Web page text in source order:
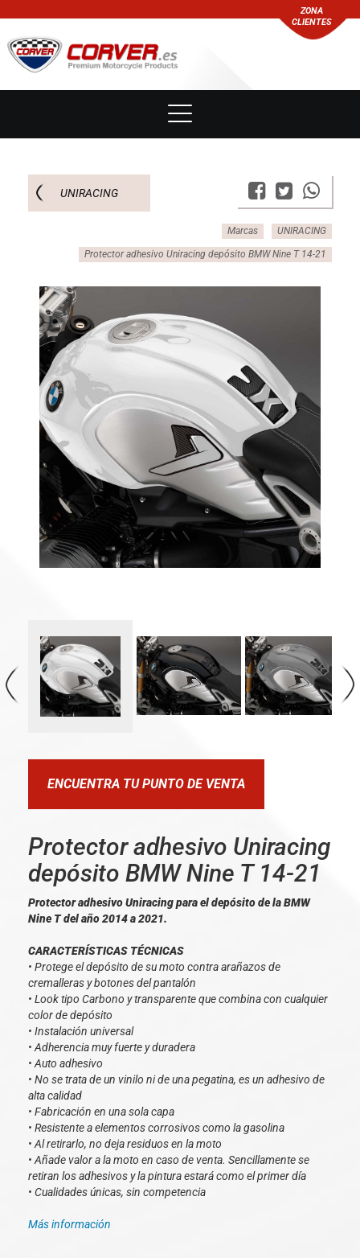
ZONA
CLIENTES
UNIRACING
Marcas UNIRACING
Protector adhesivo Uniracing depósito BMW Nine T 14-21
ENCUENTRA TU PUNTO DE VENTA
Protector adhesivo Uniracing
depósito BMW Nine T 14-21
Protector adhesivo Uniracing para el depósito de la BMW
Nine T del año 2014 a 2021.
CARACTERÍSTICAS TÉCNICAS
• Protege el depósito de su moto contra arañazos de
cremalleras y botones del pantalón
• Look tipo Carbono y transparente que combina con cualquier
color de depósito
• Instalación universal
• Adherencia muy fuerte y duradera
• Auto adhesivo
• No se trata de un vinilo ni de una pegatina, es un adhesivo de
alta calidad
• Fabricación en una sola capa
• Resistente a elementos corrosivos como la gasolina
• Al retirarlo, no deja residuos en la moto
• Añade valor a la moto en caso de venta. Sencillamente se
retiran los adhesivos y la pintura estará como el primer día
• Cualidades únicas, sin competencia
Más información